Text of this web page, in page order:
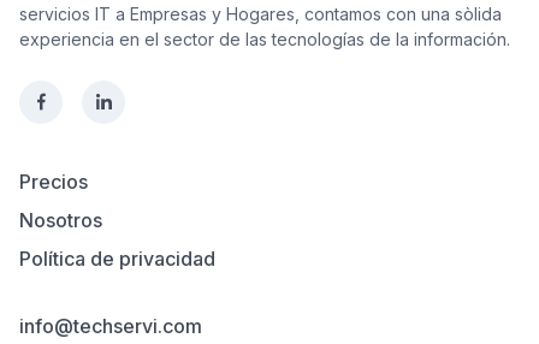
servicios IT a Empresas y Hogares, contamos con una sòlida
experiencia en el sector de las tecnologías de la información.
Precios
Nosotros
Política de privacidad
info@techservi.com